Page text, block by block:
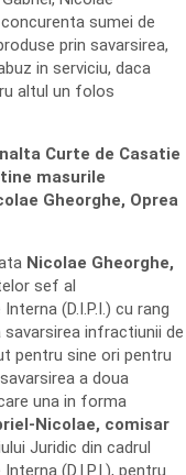
sumei de
prin savarsirea,
in serviciu, daca
altul un folos
Curte de Casatie
masurile
Gheorghe, Oprea
Nicolae Gheorghe,
sef al
(D.I.P.I.) cu rang
infractiunii de
pentru sine ori pentru
a doua
una in forma
Nicolae, comisar
Juridic din cadrul
(D.I.P.I.), pentru